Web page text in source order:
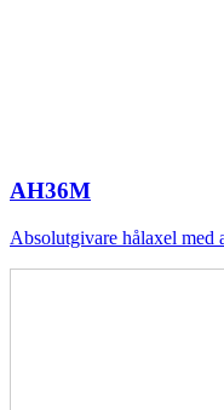
AH36M
Absolutgivare hålaxel med